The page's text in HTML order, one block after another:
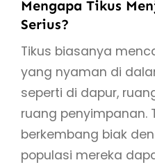
Mengapa Tikus
Serius?
Tikus biasanya
yang nyaman di
seperti di dapur,
ruang penyimpanan.
berkembang biak
populasi mereka